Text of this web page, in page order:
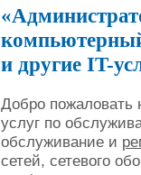
и другие IT-
Добро пожаловать
услуг по
обслуживание и
сетей, сетевого